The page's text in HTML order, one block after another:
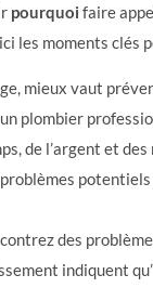
pourquoi faire
les moments clés
mieux vaut
plombier
de l’argent et
potentiels
des
indiquent